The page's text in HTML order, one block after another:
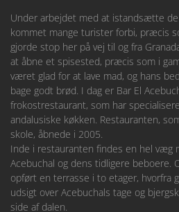
Under arbejdet med at istandsætte
kommet mange turister forbi, præcis
gjorde stop her på vej til og fra
at åbne et spisested, præcis som i
været glad for at lave mad, og hans
bage godt brød. I dag er Bar El
frokostrestaurant, som har
andalusiske køkken. Restauranten,
skole, åbnede i 2005.
Inde i restauranten findes en hel væg
Acebuchal og dens tidligere beboere.
opført en terrasse i to etager, hvorfra
udsigt over Acebuchals tage og
side af dalen.